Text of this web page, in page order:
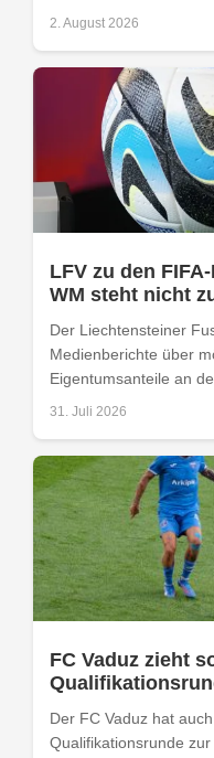
2. August 2026
LFV zu den
WM steht nicht
Der Liechtensteiner
Medienberichte über
Eigentumsanteile an
31. Juli 2026
FC Vaduz zieht
Der FC Vaduz hat
Qualifikationsrunde